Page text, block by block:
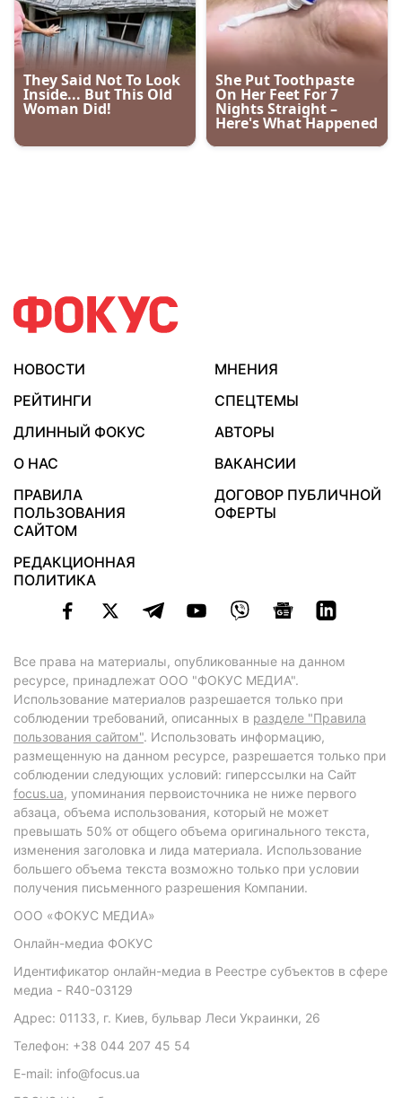
НОВОСТИ
МНЕНИЯ
РЕЙТИНГИ
СПЕЦТЕМЫ
ДЛИННЫЙ ФОКУС
АВТОРЫ
О НАС
ВАКАНСИИ
ПРАВИЛА
ПОЛЬЗОВАНИЯ
САЙТОМ
ДОГОВОР ПУБЛИЧНОЙ
ОФЕРТЫ
РЕДАКЦИОННАЯ
ПОЛИТИКА
Все права на материалы, опубликованные на данном
ресурсе, принадлежат ООО "ФОКУС МЕДИА".
Использование материалов разрешается только при
соблюдении требований, описанных в разделе "Правила
пользования сайтом". Использовать информацию,
размещенную на данном ресурсе, разрешается только при
соблюдении следующих условий: гиперссылки на Сайт
focus.ua, упоминания первоисточника не ниже первого
абзаца, объема использования, который не может
превышать 50% от общего объема оригинального текста,
изменения заголовка и лида материала. Использование
большего объема текста возможно только при условии
получения письменного разрешения Компании.
ООО «ФОКУС МЕДИА»
Онлайн-медиа ФОКУС
Идентификатор онлайн-медиа в Реестре субъектов в сфере
медиа - R40-03129
Адрес: 01133, г. Киев, бульвар Леси Украинки, 26
Телефон: +38 044 207 45 54
E-mail: info@focus.ua